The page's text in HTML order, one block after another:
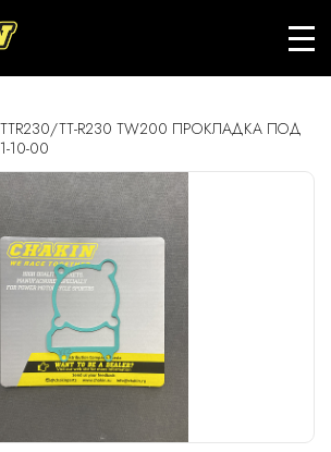
TTR230/TT-R230 TW200 ПРОКЛАДКА ПОД
10-00